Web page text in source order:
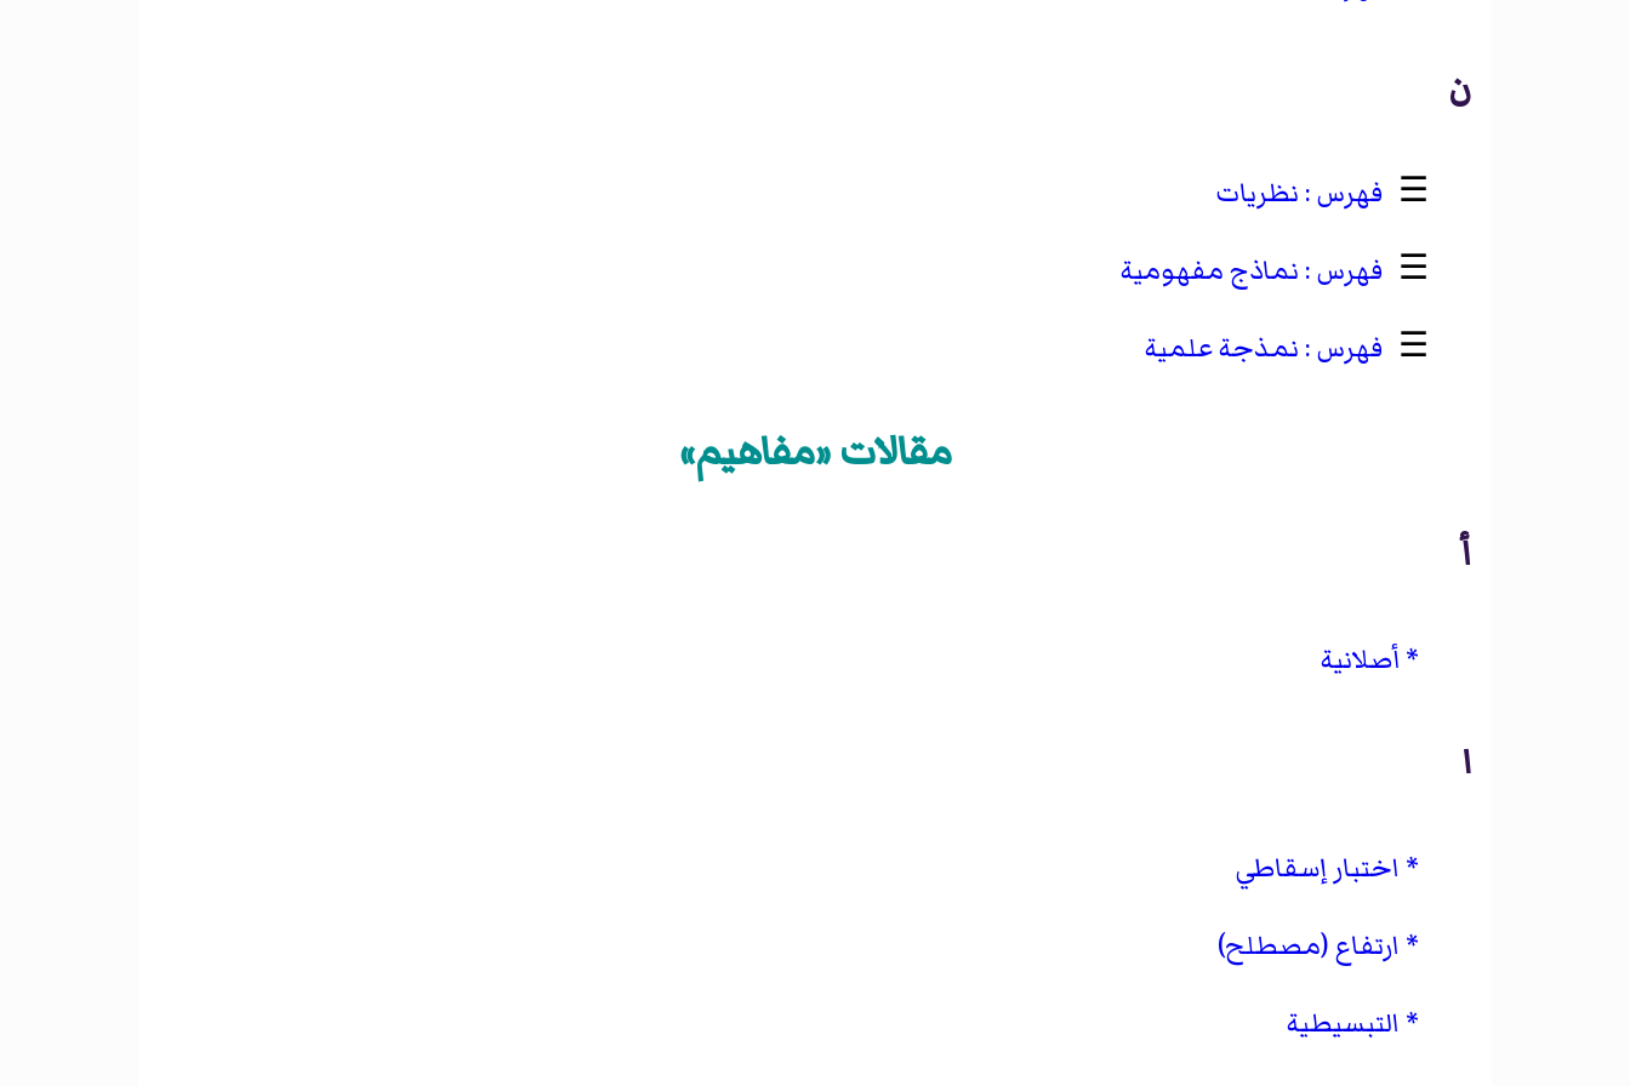
ن
☰
نظريات
☰
نماذج مفهومية
☰
نمذجة علمية
مقالات «مفاهيم»
أ
أصلانية
ا
اختبار إسقاطي
ارتفاع (مصطلح)
التبسيطية